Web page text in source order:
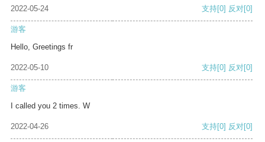
2022-05-24 支持[0] 反对[0]
游客
Hello, Greetings fr
2022-05-10 支持[0] 反对[0]
游客
I called you 2 times. W
2022-04-26 支持[0] 反对[0]